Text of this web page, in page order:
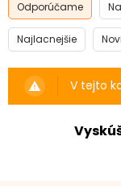
Odporúčame
Najlacnejšie
warning V tejto